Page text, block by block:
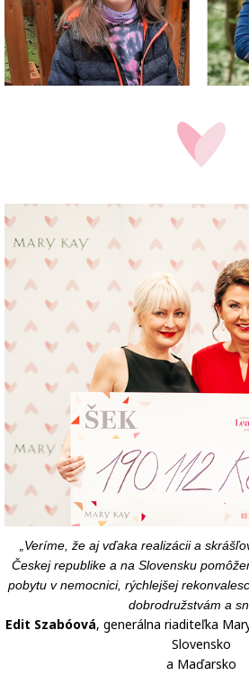
„Veríme, že aj vďaka realizácii a
Českej republike a na Slovensku
pobytu v nemocnici, rýchlejšej
dobrodružstvám a
Edit Szabóová, generálna riaditeľka
Slovensko
a Maďarsko